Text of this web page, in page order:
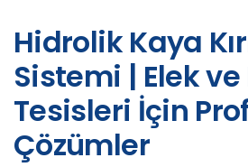
Hidrolik Kaya
Sistemi | Elek ve
Tesisleri İçin
Çözümler